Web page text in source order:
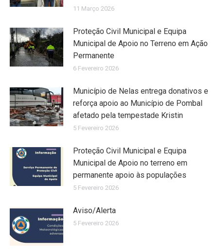
11 Março 2026
Proteção Civil Municipal e Equipa
Municipal de Apoio no Terreno em Ação
Permanente
6 Fevereiro 2026
Município de Nelas entrega donativos e
reforça apoio ao Município de Pombal
afetado pela tempestade Kristin
5 Fevereiro 2026
Proteção Civil Municipal e Equipa
Municipal de Apoio no terreno em
permanente apoio às populações
5 Fevereiro 2026
Aviso/Alerta
5 Fevereiro 2026